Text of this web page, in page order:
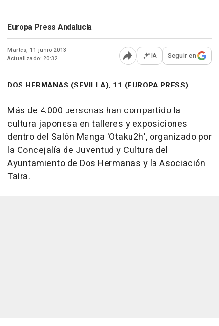
Europa Press Andalucía
Martes, 11 junio 2013
Actualizado: 20:32
Abrir opciones para
IA Seguir en
DOS HERMANAS (SEVILLA), 11 (EUROPA PRESS)
Más de 4.000 personas han compartido la
cultura japonesa en talleres y exposiciones
dentro del Salón Manga 'Otaku2h', organizado por
la Concejalía de Juventud y Cultura del
Ayuntamiento de Dos Hermanas y la Asociación
Taira.